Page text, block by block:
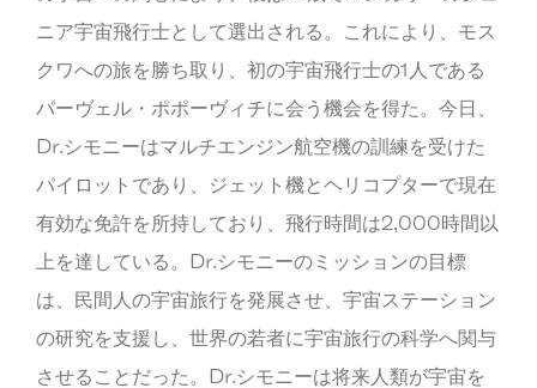
ニア宇宙飛行士として選出される。これにより、モス
クワへの旅を勝ち取り、初の宇宙飛行士の1人である
パーヴェル・ポポーヴィチに会う機会を得た。今日、
Dr.シモニーはマルチエンジン航空機の訓練を受けた
パイロットであり、ジェット機とヘリコプターで現在
有効な免許を所持しており、飛行時間は2,000時間以
上を達している。Dr.シモニーのミッションの目標
は、民間人の宇宙旅行を発展させ、宇宙ステーション
の研究を支援し、世界の若者に宇宙旅行の科学へ関与
させることだった。Dr.シモニーは将来人類が宇宙を